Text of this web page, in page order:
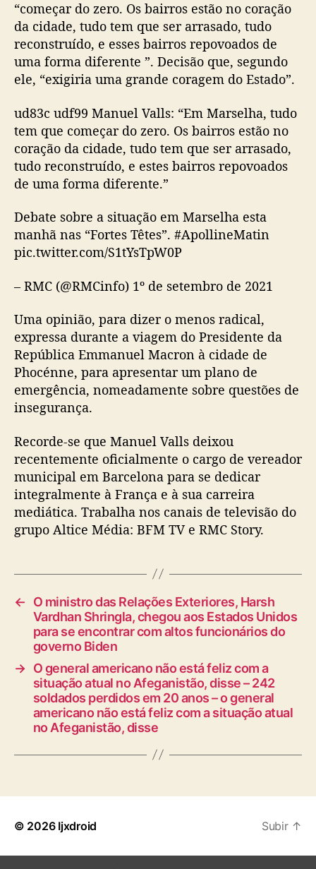
“começar do zero. Os bairros estão no coração
da cidade, tudo tem que ser arrasado, tudo
reconstruído, e esses bairros repovoados de
uma forma diferente ”. Decisão que, segundo
ele, “exigiria uma grande coragem do Estado”.
ud83c udf99 Manuel Valls: “Em Marselha, tudo
tem que começar do zero. Os bairros estão no
coração da cidade, tudo tem que ser arrasado,
tudo reconstruído, e estes bairros repovoados
de uma forma diferente.”
Debate sobre a situação em Marselha esta
manhã nas “Fortes Têtes”. #ApollineMatin
pic.twitter.com/S1tYsTpW0P
– RMC (@RMCinfo) 1º de setembro de 2021
Uma opinião, para dizer o menos radical,
expressa durante a viagem do Presidente da
República Emmanuel Macron à cidade de
Phocénne, para apresentar um plano de
emergência, nomeadamente sobre questões de
insegurança.
Recorde-se que Manuel Valls deixou
recentemente oficialmente o cargo de vereador
municipal em Barcelona para se dedicar
integralmente à França e à sua carreira
mediática. Trabalha nos canais de televisão do
grupo Altice Média: BFM TV e RMC Story.
←
O ministro das Relações Exteriores, Harsh
Vardhan Shringla, chegou aos Estados Unidos
para se encontrar com altos funcionários do
governo Biden
→ O general americano não está feliz com a
situação atual no Afeganistão, disse – 242
soldados perdidos em 20 anos – o general
americano não está feliz com a situação atual
no Afeganistão, disse
© 2026 Ijxdroid Subir ↑